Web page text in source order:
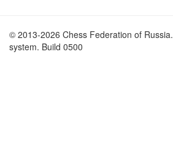
© 2013-2026 Chess Federation of
system. Build 0500